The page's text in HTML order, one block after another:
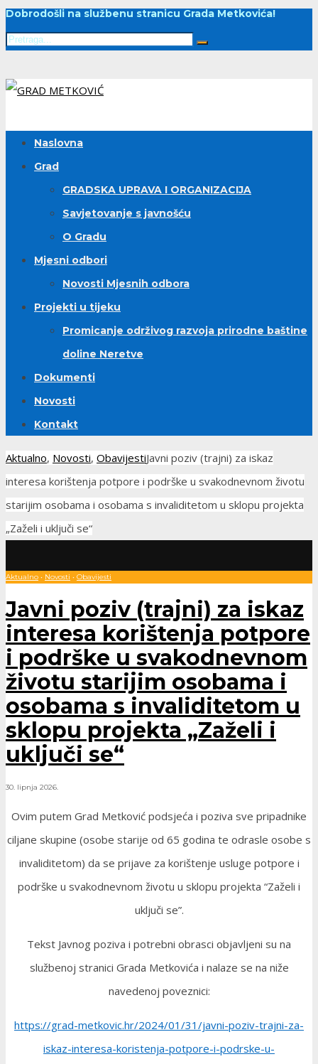
Dobrodošli na službenu stranicu Grada Metkovića!
Naslovna
Grad
GRADSKA UPRAVA I ORGANIZACIJA
Savjetovanje s javnošću
O Gradu
Mjesni odbori
Novosti Mjesnih odbora
Projekti u tijeku
Promicanje održivog razvoja prirodne baštine
doline Neretve
Dokumenti
Novosti
Kontakt
Aktualno, Novosti, ObavijestiJavni poziv (trajni) za iskaz
interesa korištenja potpore i podrške u svakodnevnom životu
starijim osobama i osobama s invaliditetom u sklopu projekta
„Zaželi i uključi se“
Aktualno • Novosti • Obavijesti
Javni poziv (trajni) za iskaz
interesa korištenja potpore
i podrške u svakodnevnom
životu starijim osobama i
osobama s invaliditetom u
sklopu projekta „Zaželi i
uključi se“
30. lipnja 2026.
Ovim putem Grad Metković podsjeća i poziva sve pripadnike
ciljane skupine (osobe starije od 65 godina te odrasle osobe s
invaliditetom) da se prijave za korištenje usluge potpore i
podrške u svakodnevnom životu u sklopu projekta “Zaželi i
uključi se”.
Tekst Javnog poziva i potrebni obrasci objavljeni su na
službenoj stranici Grada Metkovića i nalaze se na niže
navedenoj poveznici:
https://grad-metkovic.hr/2024/01/31/javni-poziv-trajni-za-
iskaz-interesa-koristenja-potpore-i-podrske-u-